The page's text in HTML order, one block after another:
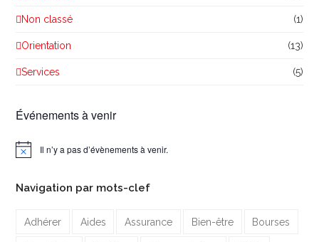
Non classé (1)
Orientation (13)
Services (5)
Événements à venir
Notice Il n’y a pas d’évènements à venir.
Navigation par mots-clef
Adhérer Aides Assurance Bien-être Bourses